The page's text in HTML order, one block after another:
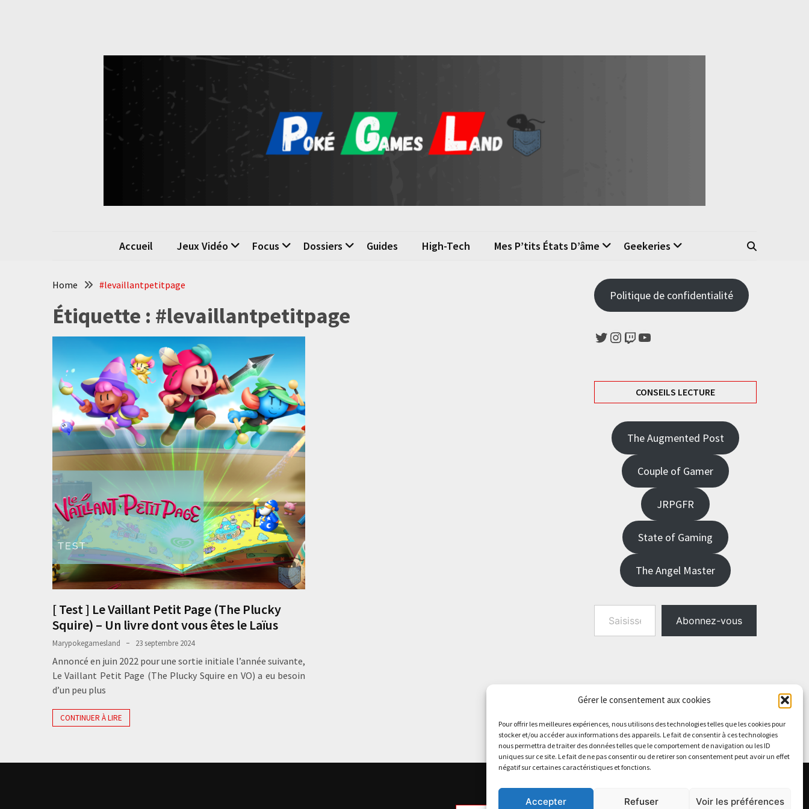
Gérer le consentement aux cookies
Pour offrir les meilleures expériences, nous utilisons des technologies telles que les cookies pour
stocker et/ou accéder aux informations des appareils. Le fait de consentir à ces technologies
nous permettra de traiter des données telles que le comportement de navigation ou les ID
uniques sur ce site. Le fait de ne pas consentir ou de retirer son consentement peut avoir un effet
négatif sur certaines caractéristiques et fonctions.
Accepter Refuser Voir les préférences
Poké Games Land
La passion du jeu vidéo
Accueil Jeux Vidéo Focus Dossiers Guides High-Tech Mes P’tits États D’âme Geekeries
Home #levaillantpetitpage
Étiquette : #levaillantpetitpage
[ Test ] Le Vaillant Petit Page (The Plucky
Squire) – Un livre dont vous êtes le Laïus
Marypokegamesland 23 septembre 2024
Annoncé en juin 2022 pour une sortie initiale l’année suivante,
Le Vaillant Petit Page (The Plucky Squire en VO) a eu besoin
d’un peu plus
CONTINUER À LIRE
Politique de confidentialité
Twitter
Instagram
TwitchYouTube
CONSEILS LECTURE
The Augmented Post
Couple of Gamer
JRPGFR
State of Gaming
The Angel Master
Saisissez votre adresse e-mail…
Abonnez-vous